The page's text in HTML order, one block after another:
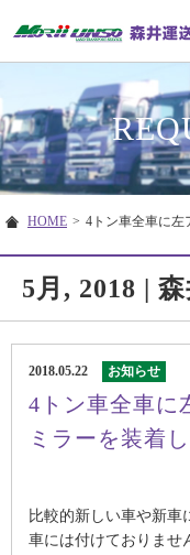
HOME > 4トン車全車に左
5月, 2018 |
2018.05.22 お知らせ
4トン車全車に
ミラーを装着
比較的新しい車や新車
車には付けておりませ